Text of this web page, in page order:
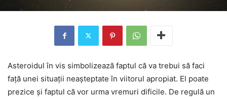
Asteroidul în vis simbolizează faptul că va trebui să faci
față unei situații neașteptate în viitorul apropiat. El poate
prezice și faptul că vor urma vremuri dificile. De regulă un